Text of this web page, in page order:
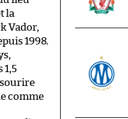
la
Vador,
1998.
1,5
sourire
comme